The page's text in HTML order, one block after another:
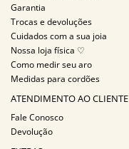
Garantia
Trocas e devoluções
Cuidados com a sua joia
Nossa loja física ♡
Como medir seu aro
Medidas para cordões
ATENDIMENTO AO CLIENTE
Fale Conosco
Devolução